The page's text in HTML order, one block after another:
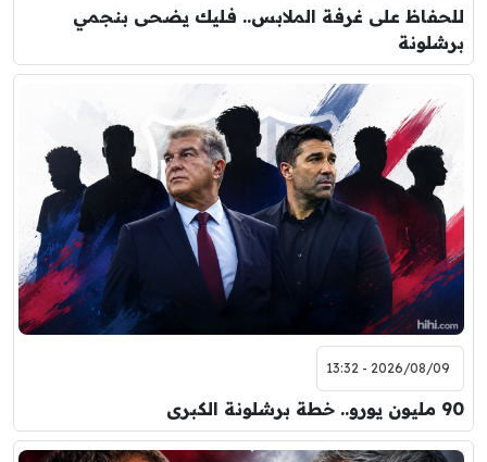
للحفاظ على غرفة الملابس.. فليك يضحى بنجمي
برشلونة
2026/08/09 - 13:32
90 مليون يورو.. خطة برشلونة الكبرى